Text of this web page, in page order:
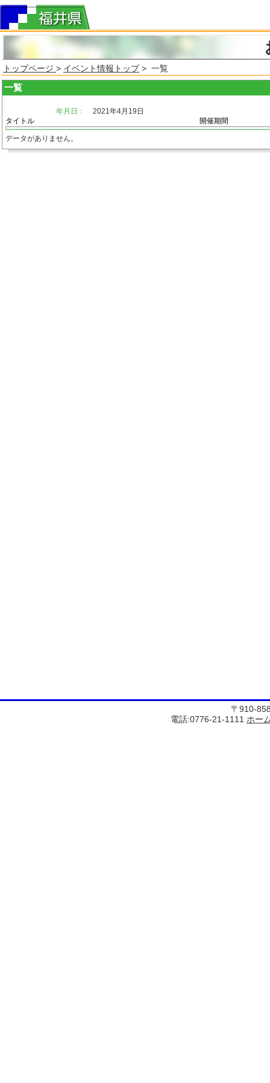
トップページ > イベント情報トップ> 一覧
一覧
年月日：
2021年4月19日
タイトル
開催期間
データがありません。
〒910-
電話:0776-21-1111 ホー